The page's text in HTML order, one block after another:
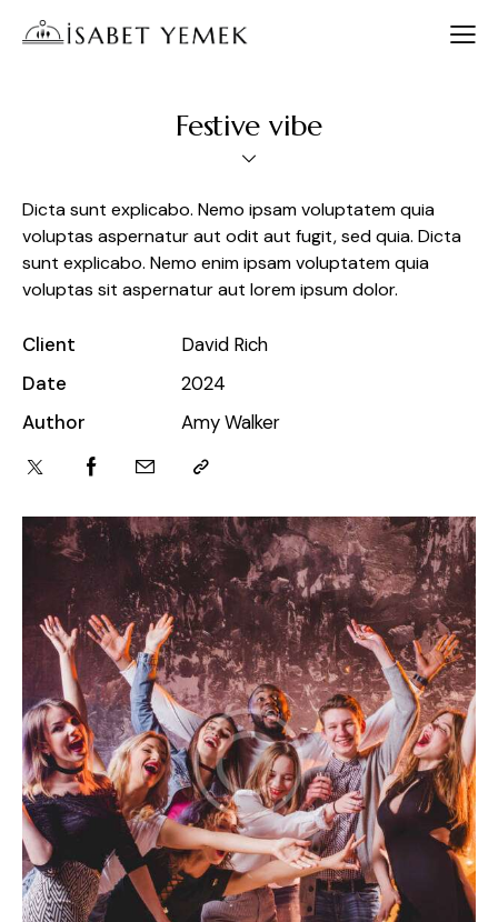
Festive vibe
Dicta sunt explicabo. Nemo ipsam voluptatem quia
voluptas aspernatur aut odit aut fugit, sed quia. Dicta
sunt explicabo. Nemo enim ipsam voluptatem quia
voluptas sit aspernatur aut lorem ipsum dolor.
Client
David Rich
Date
2024
Author
Amy Walker